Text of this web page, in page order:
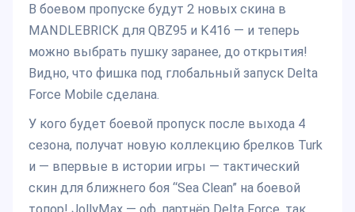
В боевом пропуске будут 2 новых скина в
MANDLEBRICK для QBZ95 и K416 — и теперь
можно выбрать пушку заранее, до открытия!
Видно, что фишка под глобальный запуск Delta
Force Mobile сделана.
У кого будет боевой пропуск после выхода 4
сезона, получат новую коллекцию брелков Turk
и — впервые в истории игры — тактический
скин для ближнего боя “Sea Clean” на боевой